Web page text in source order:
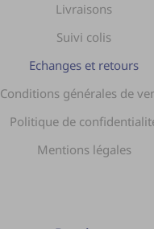
Livraisons
Suivi colis
Echanges et retours
Conditions générales de
Politique de
Mentions légales